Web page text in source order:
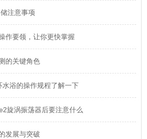
注意事项
作要领，让你更快掌握
的关键角色
浴的操作规程了解一下
旋涡振荡器后要注意什么
发展与突破